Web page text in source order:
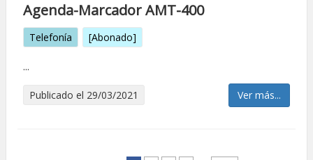
Agenda-Marcador AMT-400
Telefonía [Abonado]
...
Publicado el 29/03/2021 Ver más...